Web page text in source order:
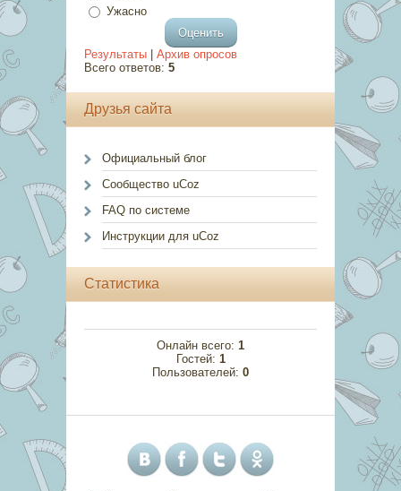
Ужасно
Результаты
Архив опросов
Всего ответов: 5
Друзья сайта
Официальный блог
Сообщество uCoz
FAQ по системе
Инструкции для uCoz
Статистика
Онлайн всего: 1
Гостей: 1
Пользователей: 0